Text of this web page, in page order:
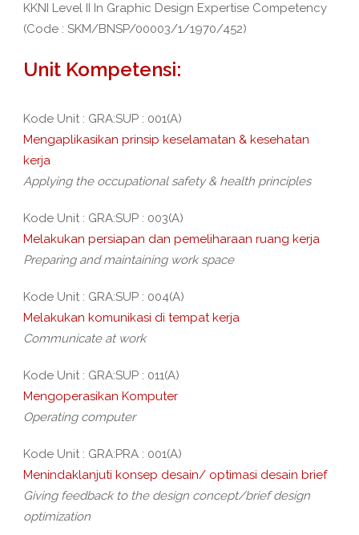
KKNI Level II In Graphic Design Expertise Competency
(Code : SKM/BNSP/00003/1/1970/452)
Unit Kompetensi:
Kode Unit : GRA:SUP : 001(A)
Mengaplikasikan prinsip keselamatan & kesehatan
kerja
Applying the occupational safety & health principles
Kode Unit : GRA:SUP : 003(A)
Melakukan persiapan dan pemeliharaan ruang kerja
Preparing and maintaining work space
Kode Unit : GRA:SUP : 004(A)
Melakukan komunikasi di tempat kerja
Communicate at work
Kode Unit : GRA:SUP : 011(A)
Mengoperasikan Komputer
Operating computer
Kode Unit : GRA:PRA : 001(A)
Menindaklanjuti konsep desain/ optimasi desain brief
Giving feedback to the design concept/brief design
optimization